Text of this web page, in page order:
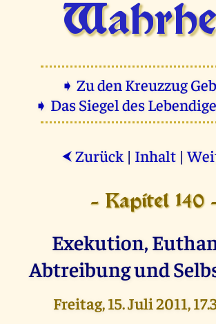
➧ Zu den Kreuzzug
➧ Das Siegel des
⮜ Zurück | Inhalt |
- Kapitel 140
Exekution,
Abtreibung und
Freitag, 15. Juli 2011,